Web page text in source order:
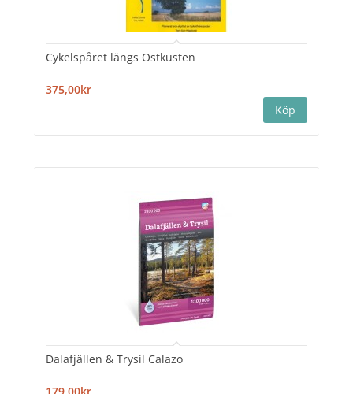
Cykelspåret längs Ostkusten
375,00kr
Dalafjällen & Trysil Calazo